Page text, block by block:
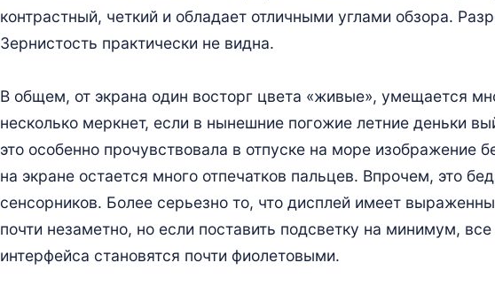
контрастный, четкий и обладает отличными углами обзора.
Зернистость практически не видна.
В общем, от экрана один восторг цвета «живые», умещается
несколько меркнет, если в нынешние погожие летние деньки
это особенно прочувствовала в отпуске на море изображение
на экране остается много отпечатков пальцев. Впрочем, это
сенсорников. Более серьезно то, что дисплей имеет
почти незаметно, но если поставить подсветку на минимум,
интерфейса становятся почти фиолетовыми.